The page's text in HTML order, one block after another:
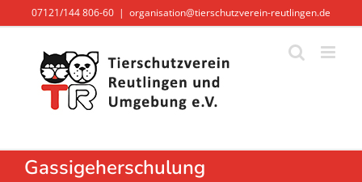
Inhalt
07121/144 806-60 | organisation@tierschutzverein-reutlingen.de
Gassigeherschulung